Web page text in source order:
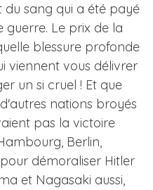
sang qui a été payé
guerre. Le prix de la
blessure profonde
viennent vous délivrer
un si cruel ! Et que
nations broyés
pas la victoire
Berlin,
démoraliser Hitler
et Nagasaki aussi,